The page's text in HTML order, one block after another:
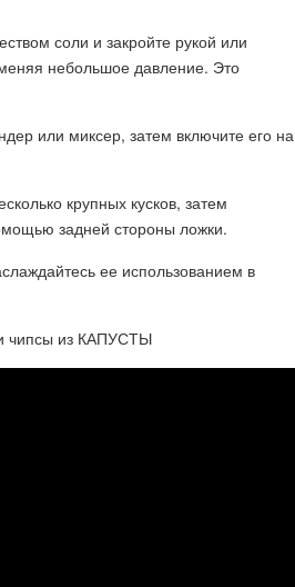
соли и закройте рукой или
небольшое давление. Это
или миксер, затем включите его на
крупных кусков, затем
задней стороны ложки.
ее использованием в
чипсы из КАПУСТЫ